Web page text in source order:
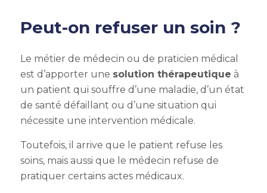
Peut-on refuser un soin ?
Le métier de médecin ou de praticien médical
est d’apporter une solution thérapeutique à
un patient qui souffre d’une maladie, d’un état
de santé défaillant ou d’une situation qui
nécessite une intervention médicale.
Toutefois, il arrive que le patient refuse les
soins, mais aussi que le médecin refuse de
pratiquer certains actes médicaux.